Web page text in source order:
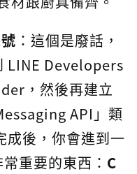
：這個是廢話，
LINE Developers
，然後再建立
API」類
後，你會進到一
重要的東西： C